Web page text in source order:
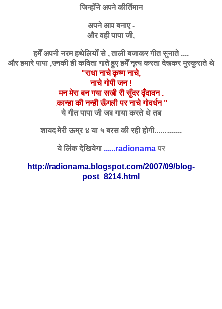
जिन्होँने अपने कीर्तिमान
अपने आप बनाए -
और वही पापा जी,
हमेँ अपनी नरम हथेलियोँ से , ताली बजाकर गीत सुनाते ....
और हमारे पापा ,उनकी ही कविता गाते हुए हमेँ नृत्य करता देखकर मुस्कुराते थे
"राधा नाचे कृष्ण नाचे,
नाचे गोपी जन !
मन मेरा बन गया सखी री सुँदर वृँदावन .
.कान्हा की नन्ही ऊँगली पर नाचे गोवर्धन "
ये गीत पापा जी जब गाया करते थे तब
शायद मेरी ऊम्र ४ या ५ बरस की रही होगी..............
ये लिंक देखियेगा ......radionamaपर
http://radionama.blogspot.com/2007/09/blog-
post_8214.html